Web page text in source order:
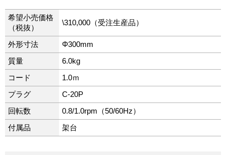
希望小売価格
（税抜）
\310,000（受注生産品）
外形寸法 Φ300mm
質量 6.0kg
コード 1.0ｍ
プラグ C-20P
回転数 0.8/1.0rpm（50/60Hz）
付属品 架台